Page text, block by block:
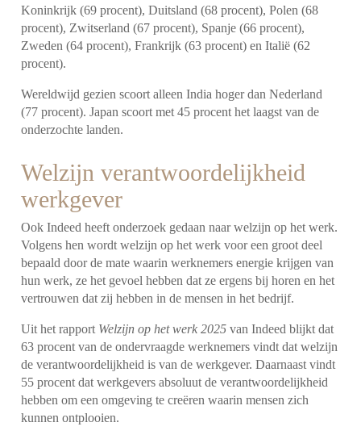
Koninkrijk (69 procent), Duitsland (68 procent), Polen (68
procent), Zwitserland (67 procent), Spanje (66 procent),
Zweden (64 procent), Frankrijk (63 procent) en Italië (62
procent).
Wereldwijd gezien scoort alleen India hoger dan Nederland
(77 procent). Japan scoort met 45 procent het laagst van de
onderzochte landen.
Welzijn verantwoordelijkheid
werkgever
Ook Indeed heeft onderzoek gedaan naar welzijn op het werk.
Volgens hen wordt welzijn op het werk voor een groot deel
bepaald door de mate waarin werknemers energie krijgen van
hun werk, ze het gevoel hebben dat ze ergens bij horen en het
vertrouwen dat zij hebben in de mensen in het bedrijf.
Uit het rapport Welzijn op het werk 2025 van Indeed blijkt dat
63 procent van de ondervraagde werknemers vindt dat welzijn
de verantwoordelijkheid is van de werkgever. Daarnaast vindt
55 procent dat werkgevers absoluut de verantwoordelijkheid
hebben om een omgeving te creëren waarin mensen zich
kunnen ontplooien.